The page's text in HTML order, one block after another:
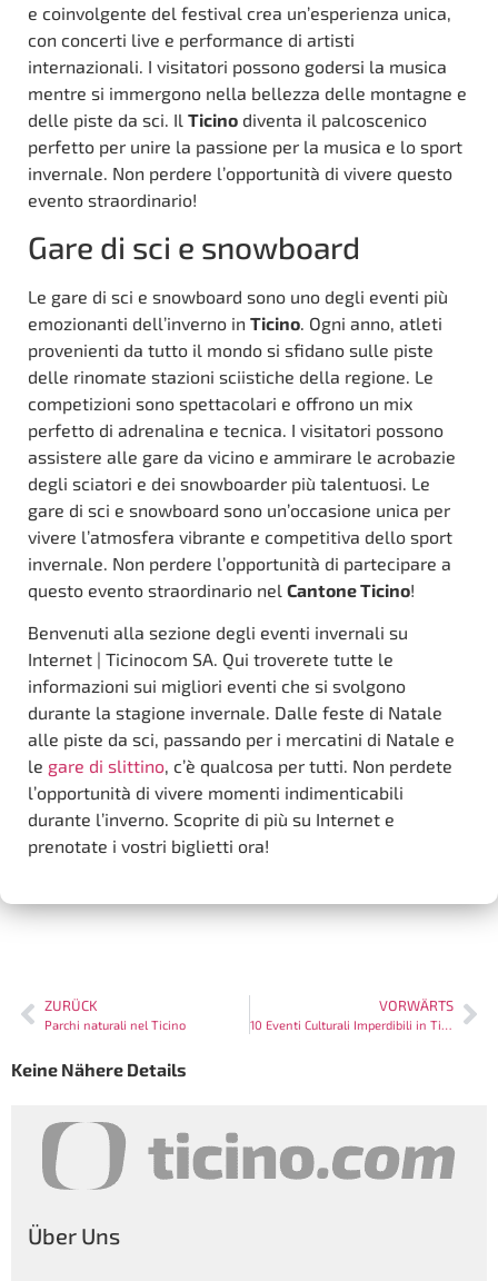
e coinvolgente del festival crea un’esperienza unica,
con concerti live e performance di artisti
internazionali. I visitatori possono godersi la musica
mentre si immergono nella bellezza delle montagne e
delle piste da sci. Il Ticino diventa il palcoscenico
perfetto per unire la passione per la musica e lo sport
invernale. Non perdere l’opportunità di vivere questo
evento straordinario!
Gare di sci e snowboard
Le gare di sci e snowboard sono uno degli eventi più
emozionanti dell’inverno in Ticino. Ogni anno, atleti
provenienti da tutto il mondo si sfidano sulle piste
delle rinomate stazioni sciistiche della regione. Le
competizioni sono spettacolari e offrono un mix
perfetto di adrenalina e tecnica. I visitatori possono
assistere alle gare da vicino e ammirare le acrobazie
degli sciatori e dei snowboarder più talentuosi. Le
gare di sci e snowboard sono un’occasione unica per
vivere l’atmosfera vibrante e competitiva dello sport
invernale. Non perdere l’opportunità di partecipare a
questo evento straordinario nel Cantone Ticino!
Benvenuti alla sezione degli eventi invernali su
Internet | Ticinocom SA. Qui troverete tutte le
informazioni sui migliori eventi che si svolgono
durante la stagione invernale. Dalle feste di Natale
alle piste da sci, passando per i mercatini di Natale e
le gare di slittino, c’è qualcosa per tutti. Non perdete
l’opportunità di vivere momenti indimenticabili
durante l’inverno. Scoprite di più su Internet e
prenotate i vostri biglietti ora!
ZURÜCK
Parchi naturali nel Ticino
VORWÄRTS
10 Eventi Culturali Imperdibili in Ticino
Keine Nähere Details
Über Uns